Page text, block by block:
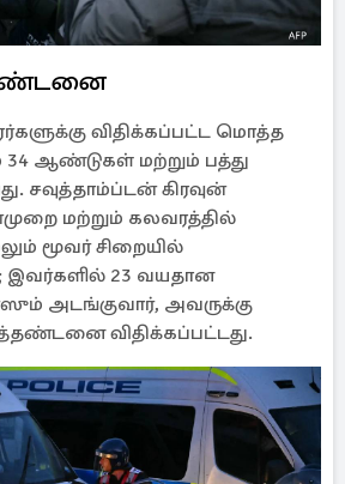
விதிக்கப்பட்ட மொத்த
ஆண்டுகள் மற்றும் பத்து
சவுத்தாம்ப்டன் கிரவுன்
மற்றும் கலவரத்தில்
மூவர் சிறையில்
23 வயதான
அடங்குவார், அவருக்கு
விதிக்கப்பட்டது.